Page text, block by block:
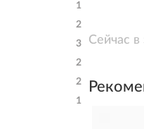
1
2
3
2
2
1
Сейчас в